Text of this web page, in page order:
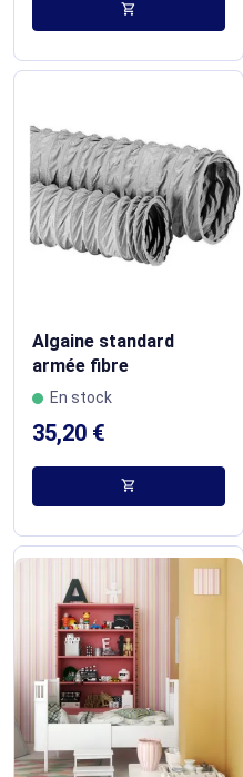
shopping_cart
Algaine standard
armée fibre
En stock
35,20 €
shopping_cart